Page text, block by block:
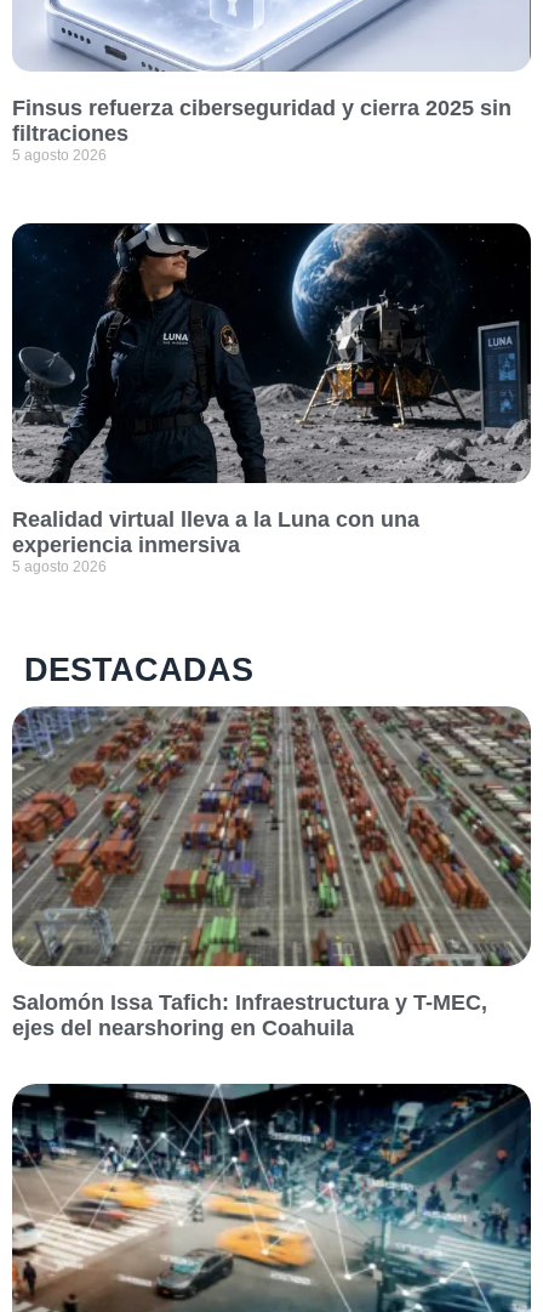
Finsus refuerza ciberseguridad y cierra 2025 sin
filtraciones
5 agosto 2026
Realidad virtual lleva a la Luna con una
experiencia inmersiva
5 agosto 2026
DESTACADAS
Salomón Issa Tafich: Infraestructura y T-MEC,
ejes del nearshoring en Coahuila